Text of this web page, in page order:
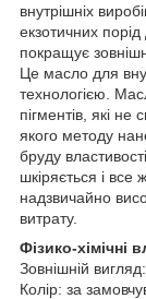
внутрішніх
екзотичних
покращує
Це масло для
технологією.
пігментів, які
якого методу
бруду
шкіряється і все
надзвичайно
витрату.
Фізико-хімічні
Зовнішній
Колір: за